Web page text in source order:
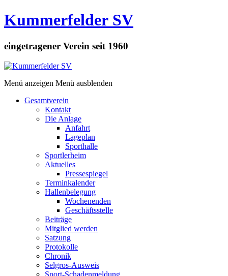
Kummerfelder SV
eingetragener Verein seit 1960
Menü anzeigen Menü ausblenden
Gesamtverein
Kontakt
Die Anlage
Anfahrt
Lageplan
Sporthalle
Sportlerheim
Aktuelles
Pressespiegel
Terminkalender
Hallenbelegung
Wochenenden
Geschäftsstelle
Beiträge
Mitglied werden
Satzung
Protokolle
Chronik
Selgros-Ausweis
Sport-Schadenmeldung